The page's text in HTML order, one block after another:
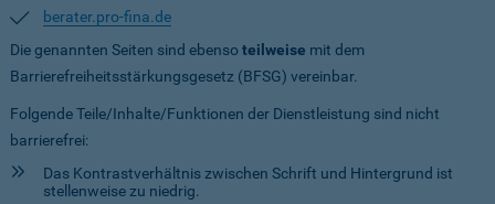
berater.pro-fina.de
Die genannten Seiten sind ebensoteilweise mit dem
Barrierefreiheitsstärkungsgesetz (BFSG) vereinbar.
Folgende Teile/Inhalte/Funktionen der Dienstleistung sind nicht
barrierefrei:
Das Kontrastverhältnis zwischen Schrift und Hintergrund ist
stellenweise zu niedrig.